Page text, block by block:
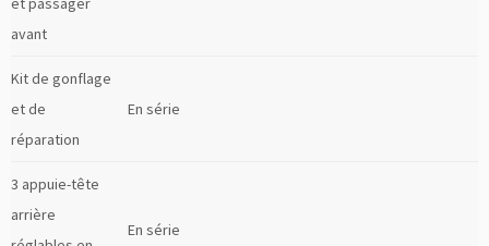
avant
Kit de gonflage
et de
réparation
En série
3 appuie-tête
arrière
En série